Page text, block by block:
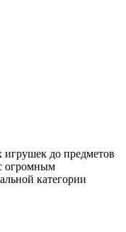
до предметов
огромным
категории